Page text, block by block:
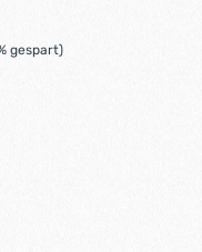
gespart)